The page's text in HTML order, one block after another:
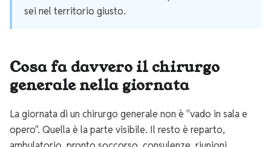
sei nel territorio giusto.
Cosa fa davvero il chirurgo
generale nella giornata
La giornata di un chirurgo generale non è "vado in sala e
opero". Quella è la parte visibile. Il resto è reparto,